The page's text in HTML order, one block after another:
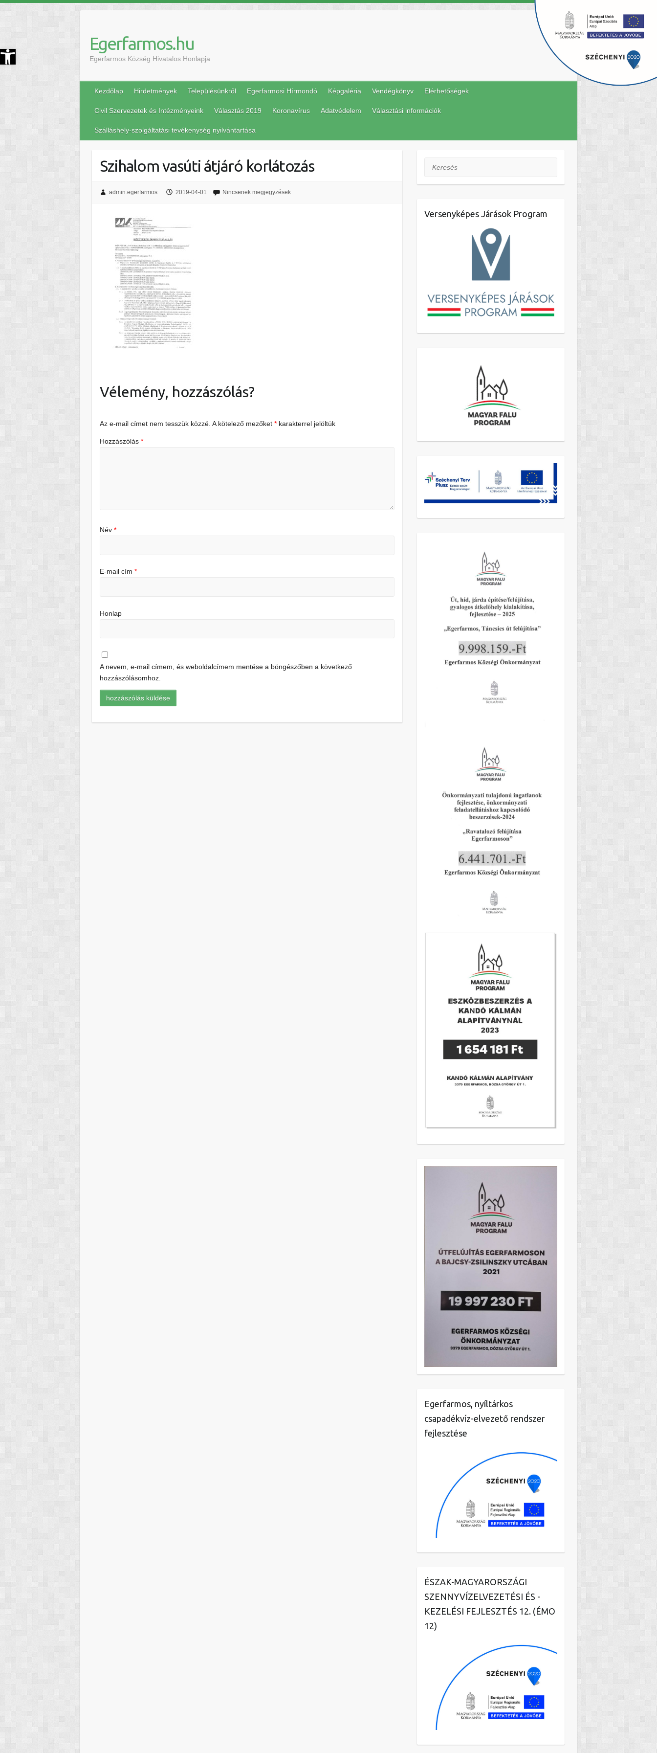
Eszköztár megnyitása Egerfarmos.hu
Egerfarmos Község Hivatalos Honlapja
Kezdőlap Hirdetmények Településünkről Egerfarmosi Hírmondó Képgaléria Vendégkönyv Elérhetőségek
Civil Szervezetek és Intézményeink Választás 2019 Koronavírus Adatvédelem Választási információk
Szálláshely-szolgáltatási tevékenység nyilvántartása
Szihalom vasúti átjáró korlátozás
admin.egerfarmos 2019-04-01 Nincsenek megjegyzések
Vélemény, hozzászólás?
Az e-mail címet nem tesszük közzé. A kötelező mezőket* karakterrel jelöltük
Hozzászólás*
Név*
E-mail cím*
Honlap
A nevem, e-mail címem, és weboldalcímem mentése a böngészőben a következő
hozzászólásomhoz.
Keresés
Versenyképes Járások Program
Egerfarmos, nyíltárkos
csapadékvíz-elvezető rendszer
fejlesztése
ÉSZAK-MAGYARORSZÁGI
SZENNYVÍZELVEZETÉSI ÉS -
KEZELÉSI FEJLESZTÉS 12. (ÉMO
12)